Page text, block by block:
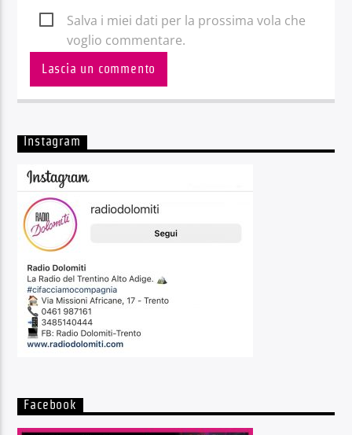
Salva i miei dati per la prossima vola che
voglio commentare.
Instagram
Facebook